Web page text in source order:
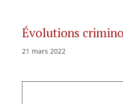
Évolutions
21 mars 2022